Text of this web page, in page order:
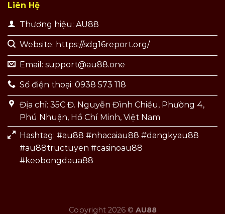
Liên Hệ
Thương hiệu: AU88
Website: https://sdg16report.org/
Email: support@au88.one
Số điện thoại: 0938 573 118
Địa chỉ: 35C Đ. Nguyễn Đình Chiểu, Phường 4,
Phú Nhuận, Hồ Chí Minh, Việt Nam
Hashtag: #au88 #nhacaiau88 #dangkyau88
#au88tructuyen #casinoau88
#keobongdaua88
Copyright 2026 © AU88